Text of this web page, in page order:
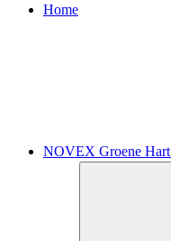
Home
NOVEX Groene Hart